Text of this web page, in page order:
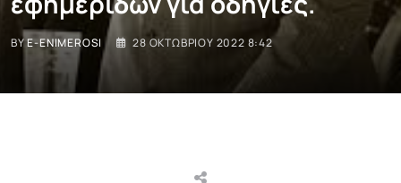
BYE-ENIMEROSI 28 ΟΚΤΩΒΡΊΟΥ 2022 8:42